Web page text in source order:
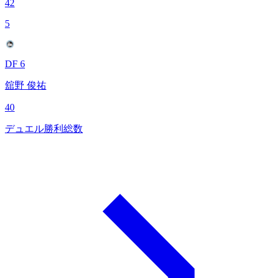
42
5
DF 6
舘野 俊祐
40
デュエル勝利総数